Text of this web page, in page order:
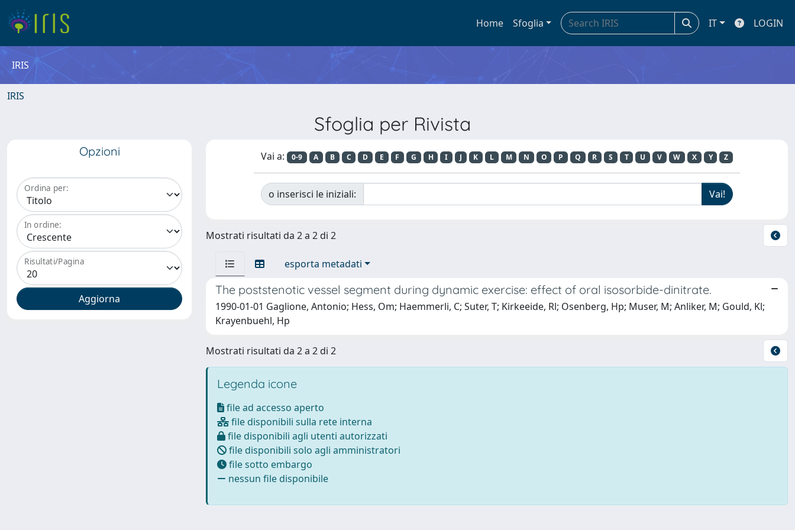
Home Sfoglia IT LOGIN
IRIS
IRIS
Sfoglia per Rivista
Opzioni
Ordina per:
In ordine:
Risultati/Pagina
Vai a: 0-9 A B C D E F G H I J K L M N O P Q R S T U V W X Y Z
o inserisci le iniziali:
Mostrati risultati da 2 a 2 di 2
esporta metadati
The poststenotic vessel segment during dynamic exercise: effect of oral isosorbide-dinitrate.
1990-01-01 Gaglione, Antonio; Hess, Om; Haemmerli, C; Suter, T; Kirkeeide, Rl; Osenberg, Hp; Muser, M; Anliker, M; Gould, Kl;
Krayenbuehl, Hp
Mostrati risultati da 2 a 2 di 2
Legenda icone
file ad accesso aperto
file disponibili sulla rete interna
file disponibili agli utenti autorizzati
file disponibili solo agli amministratori
file sotto embargo
nessun file disponibile